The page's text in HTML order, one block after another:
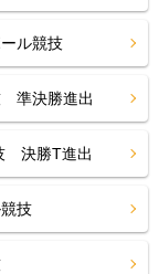
ル競技
準決勝進出
決勝T進出
技